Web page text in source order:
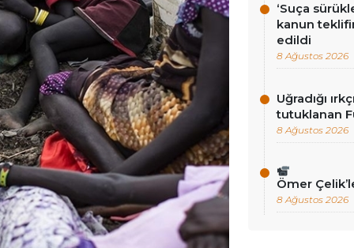
‘Suça
kanun
edildi
8 Ağustos 2026
Uğradığı
tutuklanan
8 Ağustos 2026
Ömer
8 Ağustos 2026